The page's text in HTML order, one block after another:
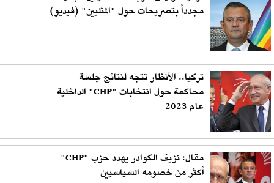
مجدداً بتصريحات حول "المثليين" (فيديو)
تركيا.. الأنظار تتجه لنتائج جلسة
محاكمة حول انتخابات "CHP" الداخلية
عام 2023
مقال: نزيف الكوادر يهدد حزب "CHP"
أكثر من خصومه السياسيين